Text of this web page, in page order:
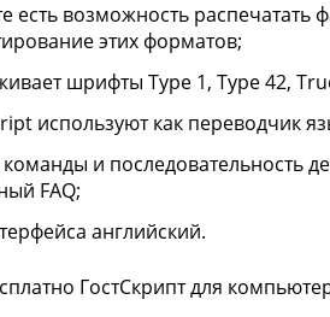
есть возможность
этих форматов;
шрифты Type 1, Type 42,
используют как переводчик
и последовательность
FAQ;
английский.
ГостСкрипт для